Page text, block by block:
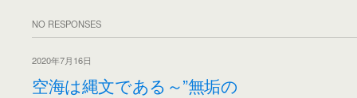
NO RESPONSES
2020年7月16日
空海は縄文である～”無垢の